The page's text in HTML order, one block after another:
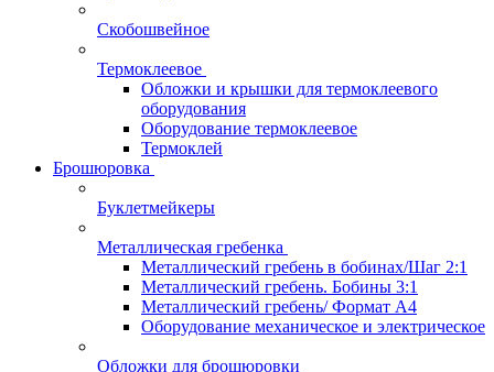
Скобошвейное
Термоклеевое
Обложки и крышки для термоклеевого
оборудования
Оборудование термоклеевое
Термоклей
Брошюровка
Буклетмейкеры
Металлическая гребенка
Металлический гребень в бобинах/Шаг 2:1
Металлический гребень. Бобины 3:1
Металлический гребень/ Формат А4
Оборудование механическое и электрическое
Обложки для брошюровки